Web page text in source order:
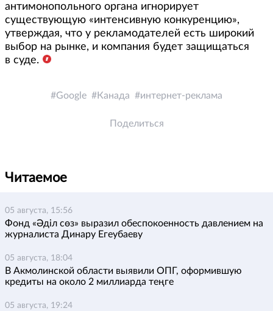
антимонопольного органа игнорирует
существующую «интенсивную конкуренцию»,
утверждая, что у рекламодателей есть широкий
выбор на рынке, и компания будет защищаться
в суде.
Google Канада интернет-реклама
Поделиться
Читаемое
05 августа, 15:56
Фонд «Әділ сөз» выразил обеспокоенность давлением на
журналиста Динару Егеубаеву
05 августа, 18:04
В Акмолинской области выявили ОПГ, оформившую
кредиты на около 2 миллиарда теңге
05 августа, 19:24